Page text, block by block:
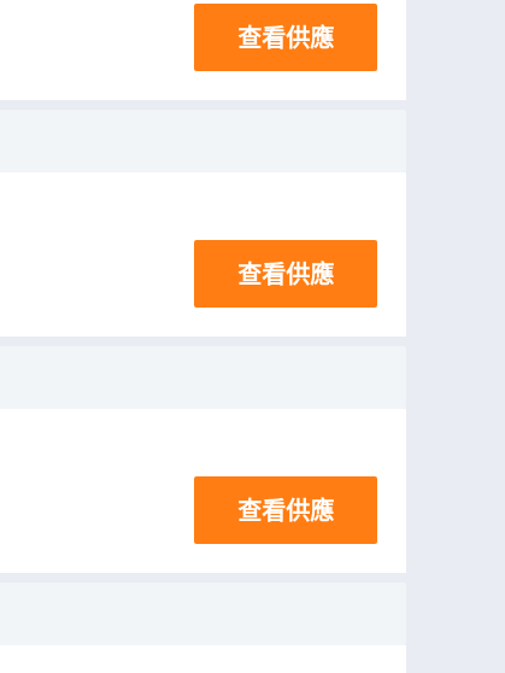
查看供應
查看供應
查看供應